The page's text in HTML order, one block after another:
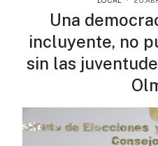
Una
incluyente, no
sin las